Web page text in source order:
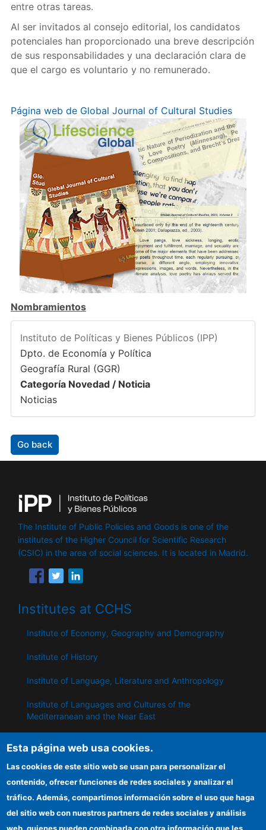
entre otras tareas.
Al ser invitados al consejo editorial, los candidatos
potenciales han proporcionado una breve descripción
de sus responsabilidades y una declaración clara de
que el cargo es voluntario y no remunerado.
Página web de Global Journal of Cultural Studies
Nombramientos
Instituto de Políticas y Bienes Públicos (IPP)
Dpto. de Economía y Política
Geografía Rural (GGR)
Categoría Novedad / Noticia
Noticias
Go back
The Institute of Public Policies and Goods is one of the
institutes of the Higher Council for Scientific Research
(CSIC) in the area of ​​social sciences. It is located in Madrid.
Institutes at CCHS
Institute of Economy, Geography and Demography
Institute of History
Institute of Language, Literature and Anthropology
Institute of Languages ​​and Cultures of the
Mediterranean and the Near East
Institute of Public Policies and Goods
IPP
Esta página web usa cookies.
Las cookies de este sitio web se usan para personalizar el
contenido, ofrecer funciones de redes sociales y analizar el
tráfico. Además, compartimos información sobre el uso que haga
del sitio web con nuestros partners de redes sociales y análisis